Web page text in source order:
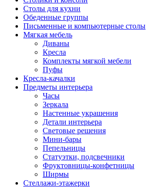
Столы для кухни
Обеденные группы
Письменные и компьютерные столы
Мягкая мебель
Диваны
Кресла
Комплекты мягкой мебели
Пуфы
Кресла-качалки
Предметы интерьера
Часы
Зеркала
Настенные украшения
Детали интерьера
Световые решения
Мини-бары
Пепельницы
Статуэтки, подсвечники
Фруктовницы-конфетницы
Ширмы
Стеллажи-этажерки